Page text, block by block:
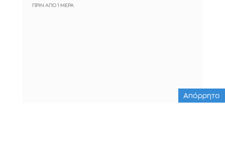
ΠΡΙΝ ΑΠΌ 1 ΜΈΡΑ
Απόρρητο